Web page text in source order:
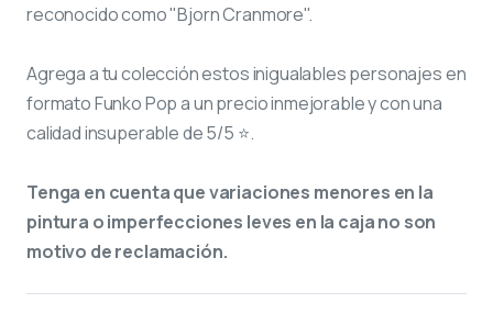
reconocido como "Bjorn Cranmore".
Agrega a tu colección estos inigualables personajes en
formato Funko Pop a un precio inmejorable y con una
calidad insuperable de 5/5 ⭐.
Tenga en cuenta que variaciones menores en la
pintura o imperfecciones leves en la caja no son
motivo de reclamación.